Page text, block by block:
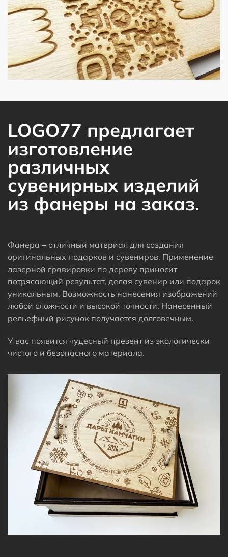
LOGO77 предлагает
изготовление
различных
сувенирных изделий
из фанеры на заказ.
Фанера – отличный материал для создания
оригинальных подарков и сувениров. Применение
лазерной гравировки по дереву приносит
потрясающий результат, делая сувенир или подарок
уникальным. Возможность нанесения изображений
любой сложности и высокой точности. Нанесенный
рельефный рисунок получается долговечным.
У вас появится чудесный презент из экологически
чистого и безопасного материала.